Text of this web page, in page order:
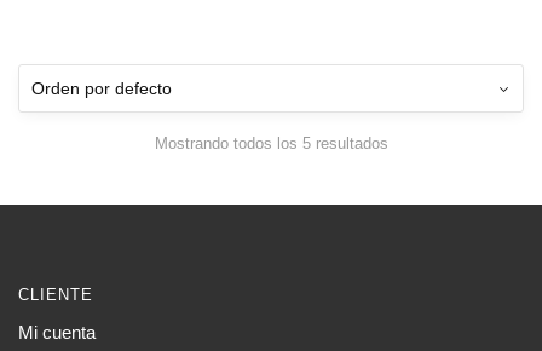
Mostrando todos los 5 resultados
CLIENTE
Mi cuenta